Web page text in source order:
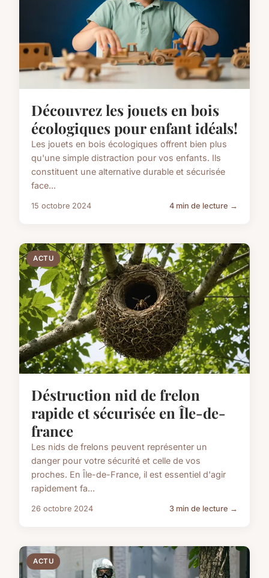
Découvrez les jouets en bois
écologiques pour enfant idéals!
Les jouets en bois écologiques offrent bien plus
qu'une simple distraction pour vos enfants. Ils
constituent une alternative durable et sécurisée
face...
15 octobre 2024 4 min de lecture →
ACTU
Déstruction nid de frelon
rapide et sécurisée en Île-de-
france
Les nids de frelons peuvent représenter un
danger pour votre sécurité et celle de vos
proches. En Île-de-France, il est essentiel d'agir
rapidement fa...
26 octobre 2024 3 min de lecture →
ACTU